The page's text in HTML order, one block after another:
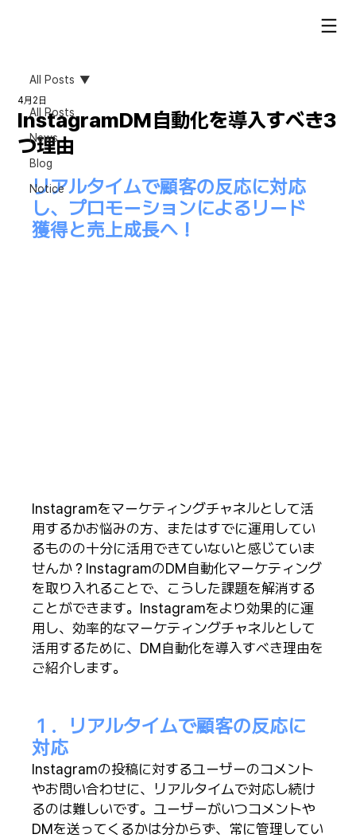
All Posts
News
Blog
Notice
All Posts
InstagramDM自動化を導入すべき3
つ理由
4月2日
リアルタイムで顧客の反応に対応
し、プロモーションによるリード
獲得と売上成長へ！
Instagramをマーケティングチャネルとして活
用するかお悩みの方、またはすでに運用してい
るものの十分に活用できていないと感じていま
せんか？InstagramのDM自動化マーケティング
を取り入れることで、こうした課題を解消する
ことができます。Instagramをより効果的に運
用し、効率的なマーケティングチャネルとして
活用するために、DM自動化を導入すべき理由を
ご紹介します。
１．リアルタイムで顧客の反応に
対応
Instagramの投稿に対するユーザーのコメント
やお問い合わせに、リアルタイムで対応し続け
るのは難しいです。ユーザーがいつコメントや
DMを送ってくるかは分からず、常に管理してい